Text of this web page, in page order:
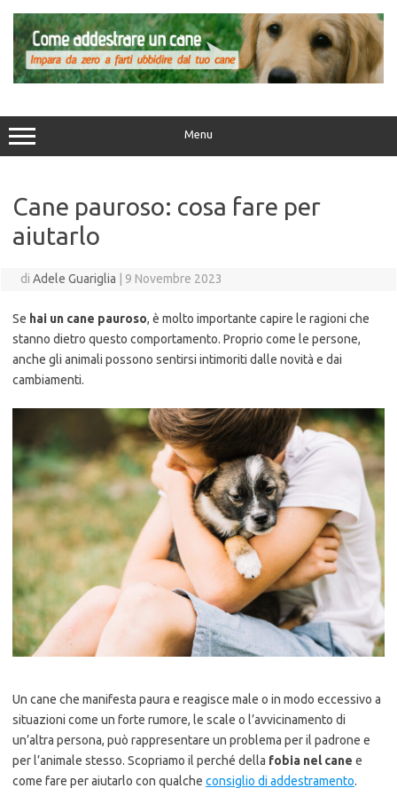
contenuto
Menu
Cane pauroso: cosa fare per
aiutarlo
di Adele Guariglia 9 Novembre 2023
Se hai un cane pauroso, è molto importante capire le ragioni che
stanno dietro questo comportamento. Proprio come le persone,
anche gli animali possono sentirsi intimoriti dalle novità e dai
cambiamenti.
Un cane che manifesta paura e reagisce male o in modo eccessivo a
situazioni come un forte rumore, le scale o l’avvicinamento di
un’altra persona, può rappresentare un problema per il padrone e
per l’animale stesso. Scopriamo il perché della fobia nel cane e
come fare per aiutarlo con qualche consiglio di addestramento.